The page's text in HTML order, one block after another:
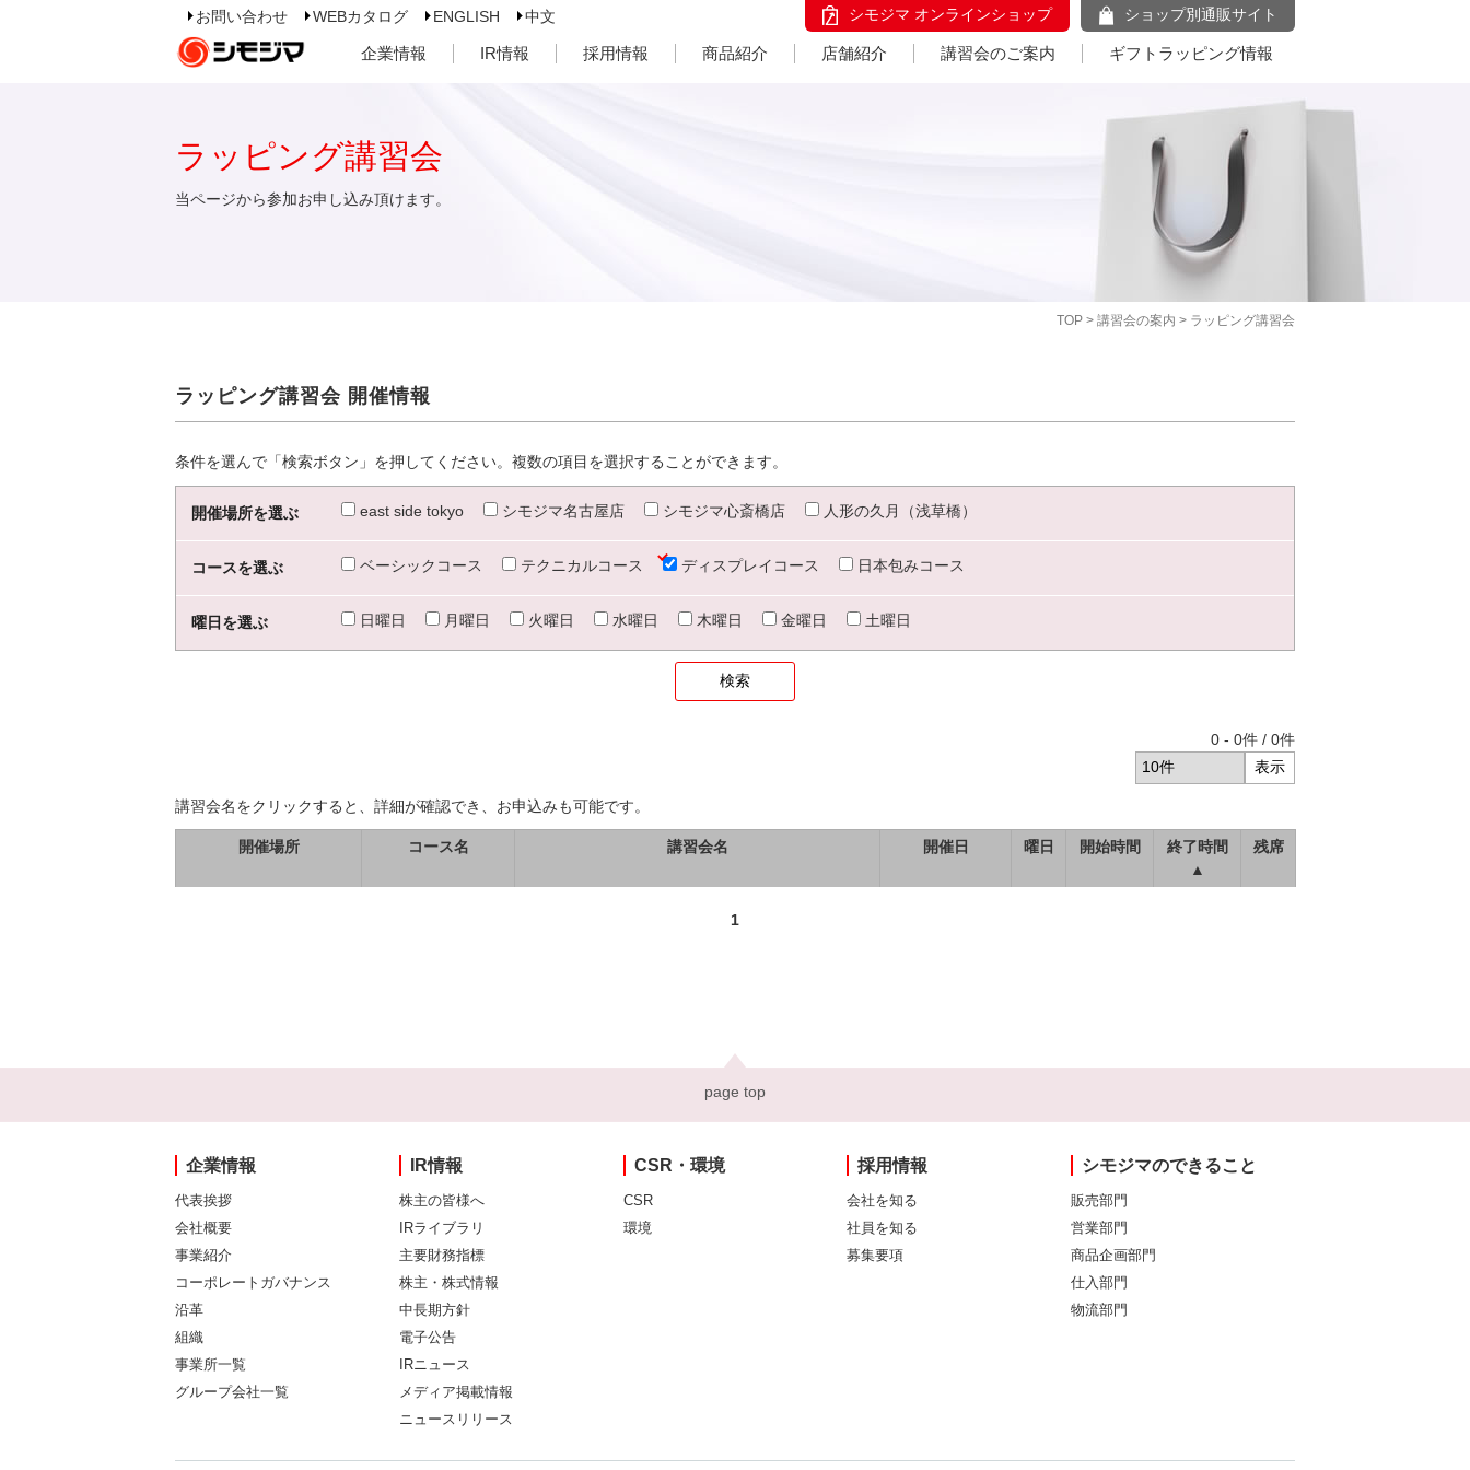
お問い合わせ WEBカタログ ENGLISH 中文 シモジマ オンラインショップ ショップ別通販サイト
企業情報 IR情報 採用情報 商品紹介 店舗紹介 講習会のご案内 ギフトラッピング情報
TOP > 講習会の案内 > ラッピング講習会
ラッピング講習会
当ページから参加お申し込み頂けます。
ラッピング講習会 開催情報
条件を選んで「検索ボタン」を押してください。複数の項目を選択することができます。
開催場所を選ぶ east side tokyo シモジマ名古屋店 シモジマ心斎橋店 人形の久月（浅草橋）
コースを選ぶ ベーシックコース テクニカルコース ディスプレイコース 日本包みコース
曜日を選ぶ 日曜日 月曜日 火曜日 水曜日 木曜日 金曜日 土曜日
0 - 0件 / 0件
講習会名をクリックすると、詳細が確認でき、お申込みも可能です。
開催場所 コース名 講習会名 開催日 曜日 開始時間
終了時間
▲
残席
1
page top
企業情報
代表挨拶
会社概要
事業紹介
コーポレートガバナンス
沿革
組織
事業所一覧
グループ会社一覧
IR情報
株主の皆様へ
IRライブラリ
主要財務指標
株主・株式情報
中長期方針
電子公告
IRニュース
メディア掲載情報
ニュースリリース
CSR・環境
CSR
環境
採用情報
会社を知る
社員を知る
募集要項
シモジマのできること
販売部門
営業部門
商品企画部門
仕入部門
物流部門